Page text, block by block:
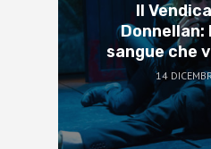
Il
Donnellan:
sangue che
14